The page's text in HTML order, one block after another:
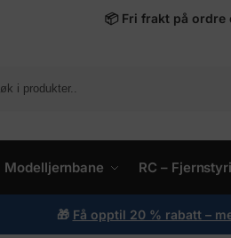
📦 Fri frakt på ordre
Modelljernbane RC –
🎁 Få opptil 20 % rabatt –